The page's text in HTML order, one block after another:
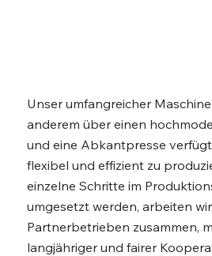
Unser umfangreicher
anderem über einen
und eine Abkantpresse
flexibel und effizient zu
einzelne Schritte im
umgesetzt werden, arbeiten
Partnerbetrieben zusammen,
langjähriger und fairer